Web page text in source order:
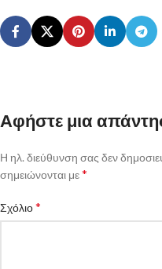
Αφήστε μια
Η ηλ. διεύθυνση σας δεν
σημειώνονται με*
Σχόλιο*